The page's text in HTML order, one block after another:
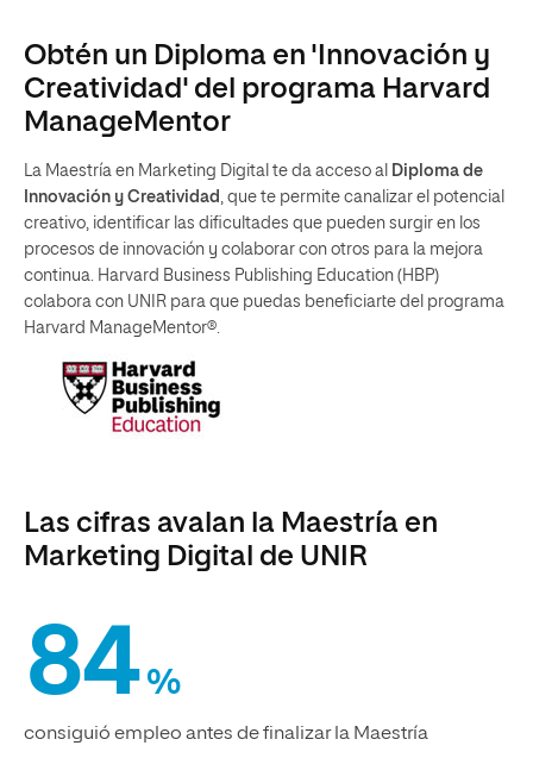
Obtén un Diploma en 'Innovación y
Creatividad' del programa Harvard
ManageMentor
La Maestría en Marketing Digital te da acceso al Diploma de
Innovación y Creatividad, que te permite canalizar el potencial
creativo, identificar las dificultades que pueden surgir en los
procesos de innovación y colaborar con otros para la mejora
continua. Harvard Business Publishing Education (HBP)
colabora con UNIR para que puedas beneficiarte del programa
Harvard ManageMentor®.
Las cifras avalan la Maestría en
Marketing Digital de UNIR
84 %
consiguió empleo antes de finalizar la Maestría